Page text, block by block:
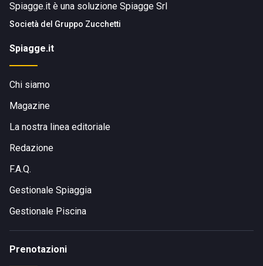
Spiagge.it è una soluzione Spiagge Srl
Società del Gruppo Zucchetti
Spiagge.it
Chi siamo
Magazine
La nostra linea editoriale
Redazione
F.A.Q.
Gestionale Spiaggia
Gestionale Piscina
Prenotazioni